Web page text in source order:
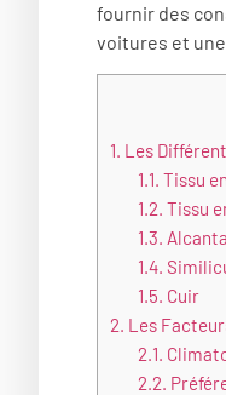
fournir des
voitures et
1. Les
1.1. Tissu
1.2. Tissu
1.3.
1.4.
1.5. Cuir
2. Les
2.1.
2.2.